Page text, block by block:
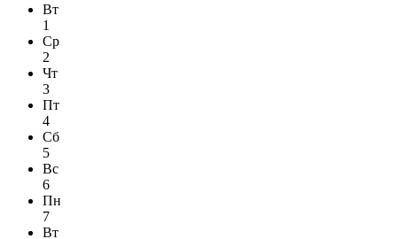
Вт
1
Ср
2
Чт
3
Пт
4
Сб
5
Вс
6
Пн
7
Вт